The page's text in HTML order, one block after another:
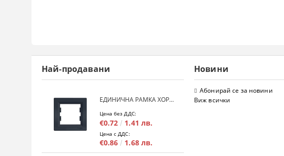
Най-продавани
ЕДИНИЧНА РАМКА ХОРИЗОНТАЛНА SCHNEIDER ASFORA EPH5800171 - АНТРАЦИТ
Цена без ДДС:
€0.72 1.41 лв.
Цена с ДДС:
€0.86 1.68 лв.
Новини
Абонирай се за новини
Виж всички